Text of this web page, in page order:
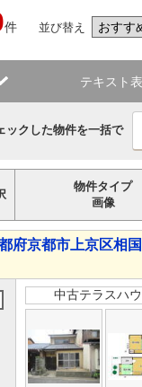
件 並び替え
テキスト
ックした物件を一括で
物件タイプ
画像
府京都市上京区相
中古テラスハ